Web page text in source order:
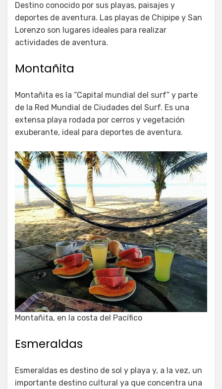
Destino conocido por sus playas, paisajes y
deportes de aventura. Las playas de Chipipe y San
Lorenzo son lugares ideales para realizar
actividades de aventura.
Montañita
Montañita es la “Capital mundial del surf” y parte
de la Red Mundial de Ciudades del Surf. Es una
extensa playa rodada por cerros y vegetación
exuberante, ideal para deportes de aventura.
Montañita, en la costa del Pacífico
Esmeraldas
Esmeraldas es destino de sol y playa y, a la vez, un
importante destino cultural ya que concentra una